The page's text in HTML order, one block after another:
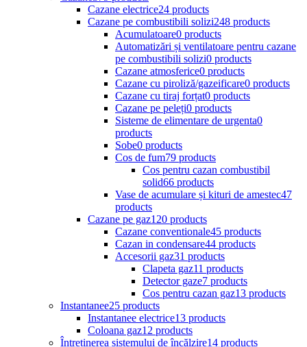
Cazane electrice24 products
Cazane pe combustibili solizi248 products
Acumulatoare0 products
Automatizări și ventilatoare pentru cazane
pe combustibili solizi0 products
Cazane atmosferice0 products
Cazane cu piroliză/gazeificare0 products
Cazane cu tiraj forțat0 products
Cazane pe peleți0 products
Sisteme de elimentare de urgenta0
products
Sobe0 products
Cos de fum79 products
Cos pentru cazan combustibil
solid66 products
Vase de acumulare și kituri de amestec47
products
Cazane pe gaz120 products
Cazane conventionale45 products
Cazan in condensare44 products
Accesorii gaz31 products
Clapeta gaz11 products
Detector gaze7 products
Cos pentru cazan gaz13 products
Instantanee25 products
Instantanee electrice13 products
Coloana gaz12 products
Întreținerea sistemului de încălzire14 products